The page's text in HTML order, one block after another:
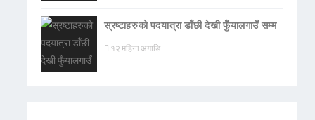
स्रष्टाहरुको पदयात्रा डाँछी देखी फुँयालगाउँ सम्म
१२ महिना अगाडि